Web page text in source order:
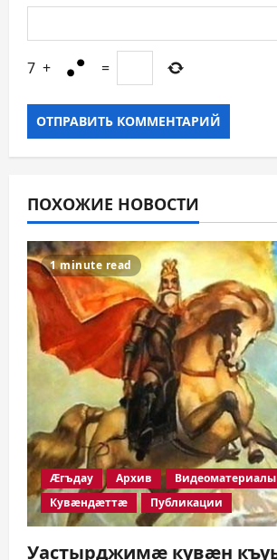
7 + =
ПОХОЖИЕ НОВОСТИ
1 minute read
Æгъдау Архив
Видеоматериалы
Кувæндæттæ
Публикации
Уастырджимæ кувæн